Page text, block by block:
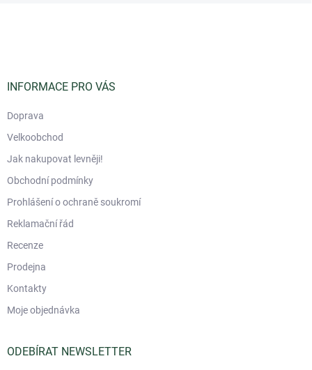
INFORMACE PRO VÁS
Doprava
Velkoobchod
Jak nakupovat levněji!
Obchodní podmínky
Prohlášení o ochraně soukromí
Reklamační řád
Recenze
Prodejna
Kontakty
Moje objednávka
ODEBÍRAT NEWSLETTER